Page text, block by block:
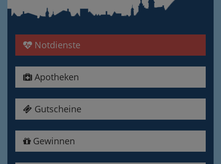
Notdienste
Apotheken
Gutscheine
Gewinnen